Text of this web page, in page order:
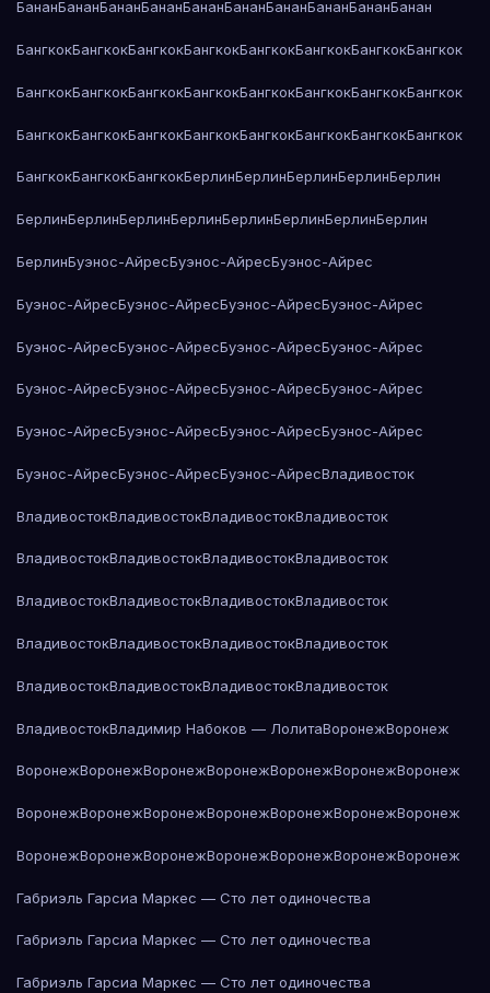
БананБананБананБананБананБананБананБананБананБанан
БангкокБангкокБангкокБангкокБангкокБангкокБангкокБангкок
БангкокБангкокБангкокБангкокБангкокБангкокБангкокБангкок
БангкокБангкокБангкокБангкокБангкокБангкокБангкокБангкок
БангкокБангкокБангкокБерлинБерлинБерлинБерлинБерлин
БерлинБерлинБерлинБерлинБерлинБерлинБерлинБерлин
БерлинБуэнос-АйресБуэнос-АйресБуэнос-Айрес
Буэнос-АйресБуэнос-АйресБуэнос-АйресБуэнос-Айрес
Буэнос-АйресБуэнос-АйресБуэнос-АйресБуэнос-Айрес
Буэнос-АйресБуэнос-АйресБуэнос-АйресБуэнос-Айрес
Буэнос-АйресБуэнос-АйресБуэнос-АйресБуэнос-Айрес
Буэнос-АйресБуэнос-АйресБуэнос-АйресВладивосток
ВладивостокВладивостокВладивостокВладивосток
ВладивостокВладивостокВладивостокВладивосток
ВладивостокВладивостокВладивостокВладивосток
ВладивостокВладивостокВладивостокВладивосток
ВладивостокВладивостокВладивостокВладивосток
ВладивостокВладимир Набоков — ЛолитаВоронежВоронеж
ВоронежВоронежВоронежВоронежВоронежВоронежВоронеж
ВоронежВоронежВоронежВоронежВоронежВоронежВоронеж
ВоронежВоронежВоронежВоронежВоронежВоронежВоронеж
Габриэль Гарсиа Маркес — Сто лет одиночества
Габриэль Гарсиа Маркес — Сто лет одиночества
Габриэль Гарсиа Маркес — Сто лет одиночества